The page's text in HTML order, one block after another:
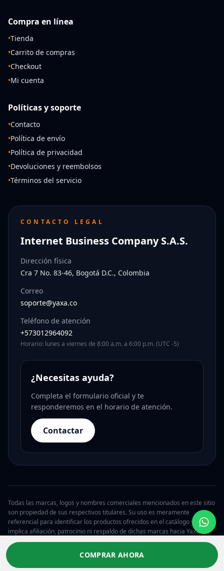
COMPRAR AHORA
Compra en línea
•Tienda
•Carrito de compras
•Checkout
•Mi cuenta
Políticas y soporte
•Contacto
•Política de envío
•Política de privacidad
•Devoluciones y reembolsos
•Términos del servicio
CONTACTO LEGAL
Internet Business Company S.A.S.
Dirección física
Cra 7 No. 83-46, Bogotá D.C., Colombia
Correo
soporte@yaxa.co
Teléfono de atención
+573012964092
Horario: lunes a viernes de 8:00 a.m. a 6:00 p.m. (UTC -5)
¿Necesitas ayuda?
Completa el formulario oficial y te
responderemos en el horario de atención.
Contactar
Todas las marcas, logos y nombres comerciales mencionados en este sitio
son propiedad de sus respectivos titulares. Su uso es meramente
referencial para identificar los productos ofrecidos en el catálogo y no
implica afiliación, patrocinio ni respaldo de dichas marcas hacia Yaxa.
© 2026 Yaxa Guatemala. Todos los derechos reservados.